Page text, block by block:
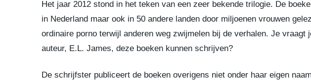
Het jaar 2012 stond in het teken van een zeer bekende trilogie. De
in Nederland maar ook in 50 andere landen door miljoenen vrouwen
ordinaire porno terwijl anderen weg zwijmelen bij de verhalen. Je vraagt
auteur, E.L. James, deze boeken kunnen schrijven?
De schrijfster publiceert de boeken overigens niet onder haar eigen